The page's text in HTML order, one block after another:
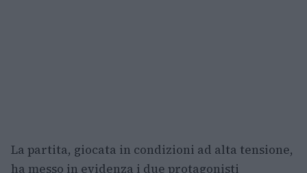
La partita, giocata in condizioni ad alta tensione,
ha messo in evidenza i due protagonisti